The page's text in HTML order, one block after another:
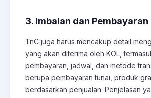
3. Imbalan dan Pembayaran
TnC juga harus mencakup detail
yang akan diterima oleh KOL,
pembayaran, jadwal, dan metode
berupa pembayaran tunai, produk
berdasarkan penjualan. Penjelasan